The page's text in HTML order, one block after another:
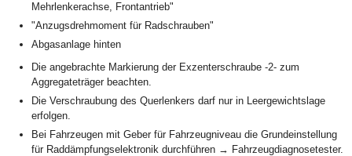
Mehrlenkerachse, Frontantrieb"
"Anzugsdrehmoment für Radschrauben"
Abgasanlage hinten
Die angebrachte Markierung der Exzenterschraube -2- zum
Aggregateträger beachten.
Die Verschraubung des Querlenkers darf nur in Leergewichtslage
erfolgen.
Bei Fahrzeugen mit Geber für Fahrzeugniveau die Grundeinstellung
für Raddämpfungselektronik durchführen → Fahrzeugdiagnosetester.